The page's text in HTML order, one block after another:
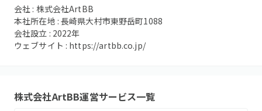
会社 : 株式会社ArtBB
本社所在地 :長崎県大村市東野岳町1088
会社設立 : 2022年
ウェブサイト : https://artbb.co.jp/
株式会社ArtBB運営サービス一覧